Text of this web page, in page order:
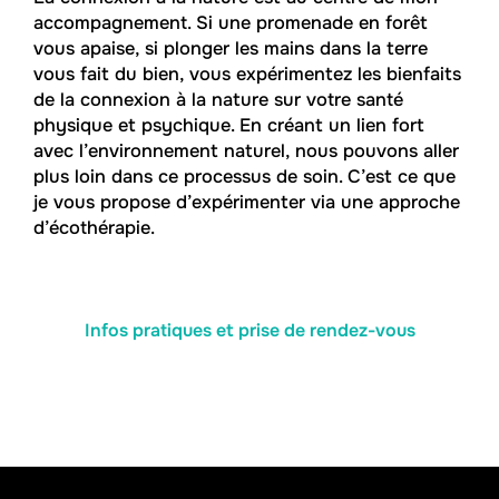
accompagnement. Si une promenade en forêt
vous apaise, si plonger les mains dans la terre
vous fait du bien, vous expérimentez les bienfaits
de la connexion à la nature sur votre santé
physique et psychique. En créant un lien fort
avec l’environnement naturel, nous pouvons aller
plus loin dans ce processus de soin. C’est ce que
je vous propose d’expérimenter via une approche
d’écothérapie.
Infos pratiques et prise de rendez-vous